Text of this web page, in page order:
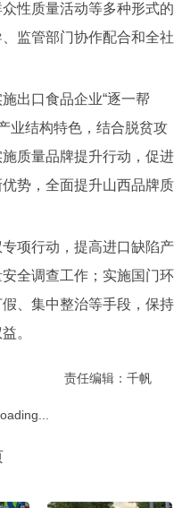
性质量活动等多种形式
监管部门协作配合和全
出口食品企业“逐一帮
业结构特色，结合脱贫攻
质量品牌提升行动，促
势，全面提升山西品牌
项行动，提高进口缺陷
全调查工作；实施国门
、集中整治等手段，保
。
责任编辑：千帆